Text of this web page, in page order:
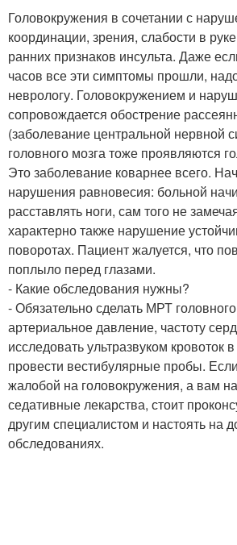
Головокружения в сочетании с
координации, зрения, слабости в
ранних признаков инсульта. Даже
часов все эти симптомы прошли,
неврологу. Головокружением и
сопровождается обострение
(заболевание центральной нер­вной
голов­ного мозга тоже проявляются
Это заболевание коварнее всего.
нарушения равновесия: больной
расставлять ноги, сам того не
характерно также нарушение
поворотах. Пациент жалуется, что
поплыло перед глазами.
- Какие обследования нужны?
- Обязательно сделать МРТ
артериальное давление, частоту
исследовать ультразвуком кровоток
провести вестибулярные пробы.
жалобой на головокружения, а вам
седативные лекарства, стоит
другим специалистом и настоять на
обследованиях.